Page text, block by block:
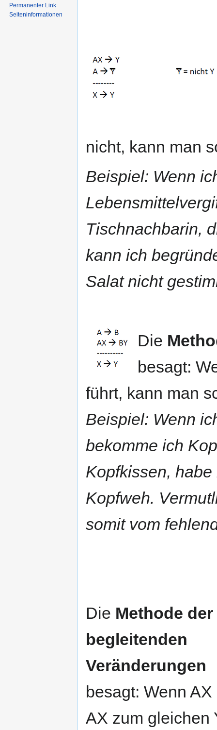
nicht, kann man
Beispiel: Wenn
Tischnachbarin,
kann ich
Salat nicht
Die
besagt:
führt, kann man
Beispiel: Wenn
bekomme ich
Kopfkissen,
Kopfweh.
somit vom
Die Methode der
begleitenden
Veränderungen
besagt: Wenn
AX zum gleichen
Permanenter Link
Seiten­informationen